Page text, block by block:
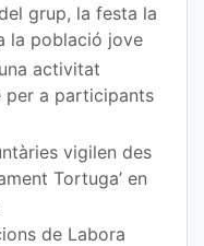
grup, la festa la
la població jove
activitat
per a participants
vigilen des
Tortuga’ en
de Labora